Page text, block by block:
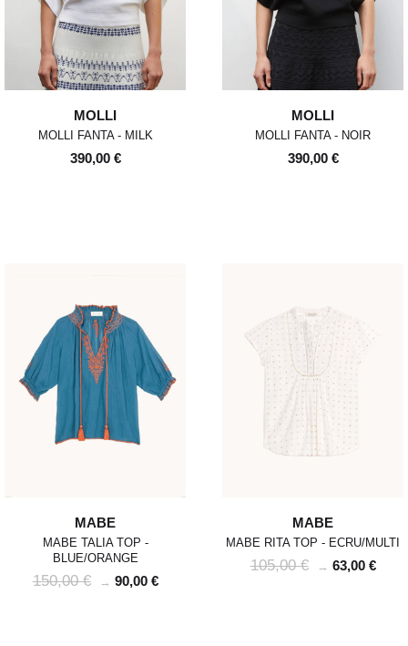
MOLLI
MOLLI FANTA - MILK
390,00 €
MOLLI
MOLLI FANTA - NOIR
390,00 €
MABE
MABE TALIA TOP -
BLUE/ORANGE
150,00 € → 90,00 €
MABE
MABE RITA TOP - ECRU/MULTI
105,00 € → 63,00 €